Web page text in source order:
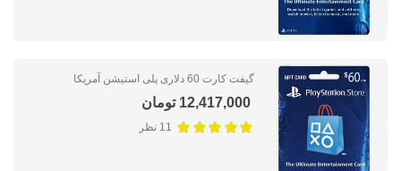
گیفت کارت 60 دلاری پلی استیشن آمریکا
12,417,000 تومان
11 نظر